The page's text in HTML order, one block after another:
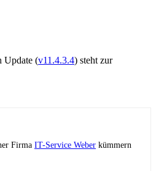
Update (v11.4.3.4) steht zur
Firma IT-Service Weber kümmern